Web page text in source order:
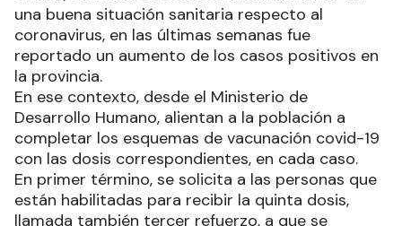
una buena situación sanitaria respecto al
coronavirus, en las últimas semanas fue
reportado un aumento de los casos positivos en
la provincia.
En ese contexto, desde el Ministerio de
Desarrollo Humano, alientan a la población a
completar los esquemas de vacunación covid-19
con las dosis correspondientes, en cada caso.
En primer término, se solicita a las personas que
están habilitadas para recibir la quinta dosis,
llamada también tercer refuerzo, a que se